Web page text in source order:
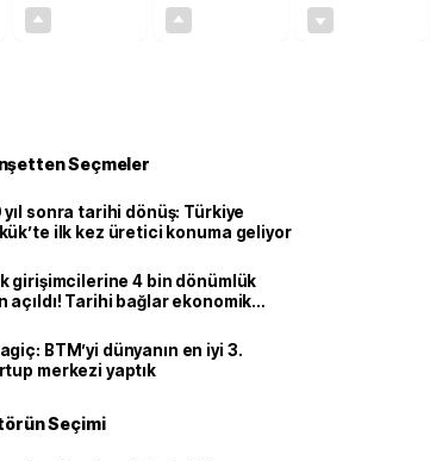
Seçmeler
yıl sonra tarihi dönüş: Türkiye
ilk kez üretici konuma geliyor
girişimcilerine 4 bin dönümlük
açıldı! Tarihi bağlar ekonomik
BTM’yi dünyanın en iyi 3.
merkezi yaptık
Seçimi